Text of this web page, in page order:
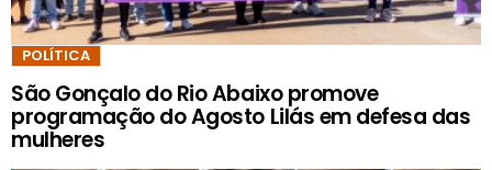
POLÍTICA
São Gonçalo do Rio Abaixo promove
programação do Agosto Lilás em defesa das
mulheres